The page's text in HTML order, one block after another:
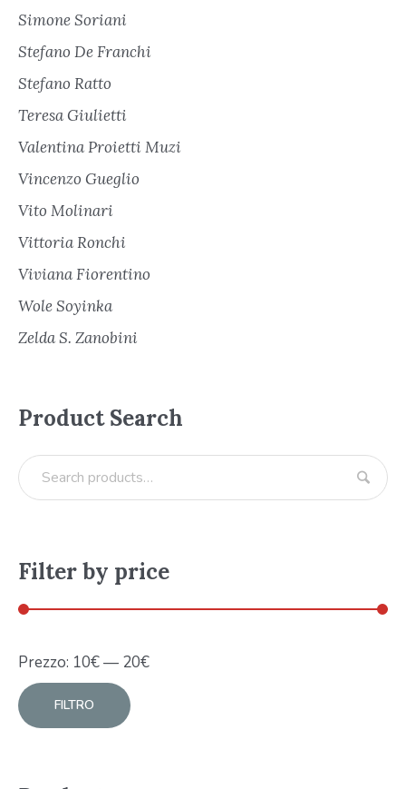
Simone Soriani
Stefano De Franchi
Stefano Ratto
Teresa Giulietti
Valentina Proietti Muzi
Vincenzo Gueglio
Vito Molinari
Vittoria Ronchi
Viviana Fiorentino
Wole Soyinka
Zelda S. Zanobini
Product Search
Filter by price
FILTRO
Prezzo: 10€— 20€